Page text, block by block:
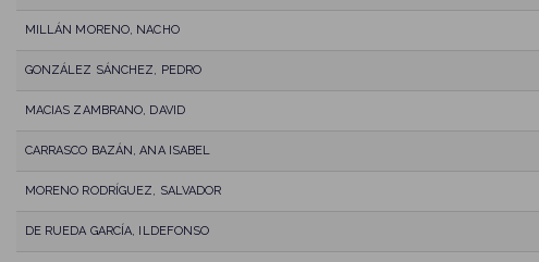
MILLÁN MORENO, NACHO
GONZÁLEZ SÁNCHEZ, PEDRO
MACIAS ZAMBRANO, DAVID
CARRASCO BAZÁN, ANA ISABEL
MORENO RODRÍGUEZ, SALVADOR
DE RUEDA GARCÍA, ILDEFONSO